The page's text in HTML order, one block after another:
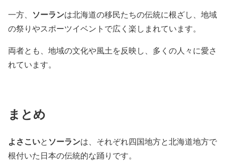
一方、 ソーランは北海道の移民たちの伝統に根ざし、地域
の祭りやスポーツイベントで広く楽しまれています。
両者とも、地域の文化や風土を反映し、多くの人々に愛さ
れています。
まとめ
よさこいと ソーランは、それぞれ四国地方と北海道地方で
根付いた日本の伝統的な踊りです。